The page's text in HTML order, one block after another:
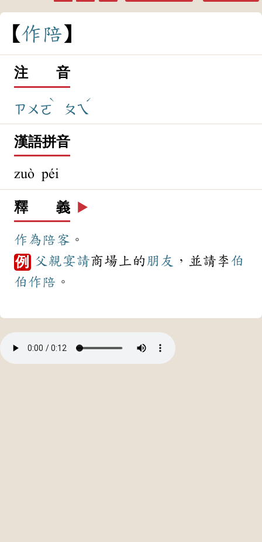
作陪
注 音
ㄗㄨㄛ
ˋ
ㄆㄟ
ˊ
漢語拼音
zuò péi
釋 義 ▶️
作為陪客 。
例 父親宴請商場上的 朋友 ，並請李伯
伯作陪 。